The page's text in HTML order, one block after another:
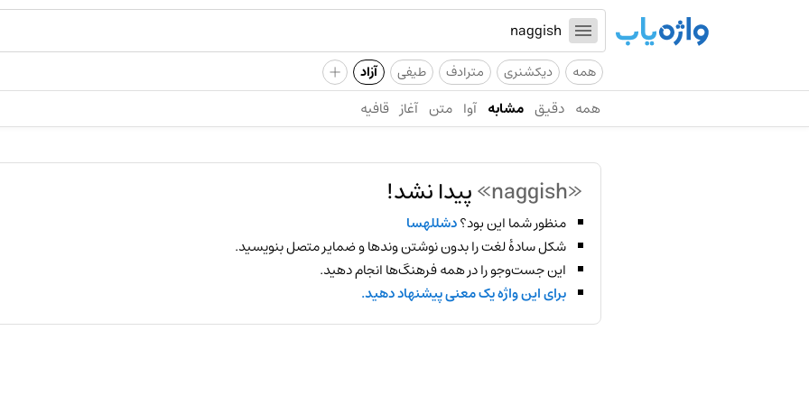
همه دیکشنری مترادف طیفی آزاد +
همه دقیق مشابه آوا متن آغاز قافیه
«naggish» پیدا نشد!
منظور شما این بود؟دشللهسا
شکل سادهٔ لغت را بدون نوشتن وندها و ضمایر متصل بنویسید.
این جست‌وجو را در همه فرهنگ‌ها انجام دهید.
برای این واژه یک معنی پیشنهاد دهید.